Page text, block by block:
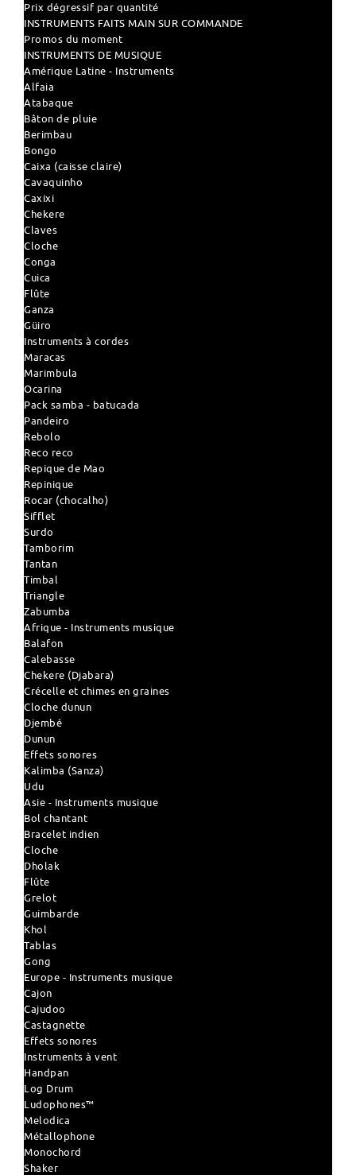
Prix dégressif par quantité
INSTRUMENTS FAITS MAIN SUR COMMANDE
Promos du moment
INSTRUMENTS DE MUSIQUE
Amérique Latine - Instruments
Alfaia
Atabaque
Bâton de pluie
Berimbau
Bongo
Caixa (caisse claire)
Cavaquinho
Caxixi
Chekere
Claves
Cloche
Conga
Cuica
Flûte
Ganza
Güiro
Instruments à cordes
Maracas
Marimbula
Ocarina
Pack samba - batucada
Pandeiro
Rebolo
Reco reco
Repique de Mao
Repinique
Rocar (chocalho)
Sifflet
Surdo
Tamborim
Tantan
Timbal
Triangle
Zabumba
Afrique - Instruments musique
Balafon
Calebasse
Chekere (Djabara)
Crécelle et chimes en graines
Cloche dunun
Djembé
Dunun
Effets sonores
Kalimba (Sanza)
Udu
Asie - Instruments musique
Bol chantant
Bracelet indien
Cloche
Dholak
Flûte
Grelot
Guimbarde
Khol
Tablas
Gong
Europe - Instruments musique
Cajon
Cajudoo
Castagnette
Effets sonores
Instruments à vent
Handpan
Log Drum
Ludophones™
Melodica
Métallophone
Monochord
Shaker